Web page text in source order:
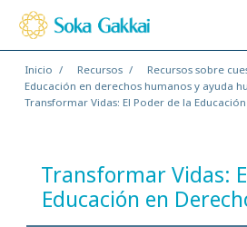
Inicio Recursos
Recursos sobre
Educación en derechos humanos y ayuda
Transformar Vidas: El Poder de la
Transformar Vidas:
Educación en